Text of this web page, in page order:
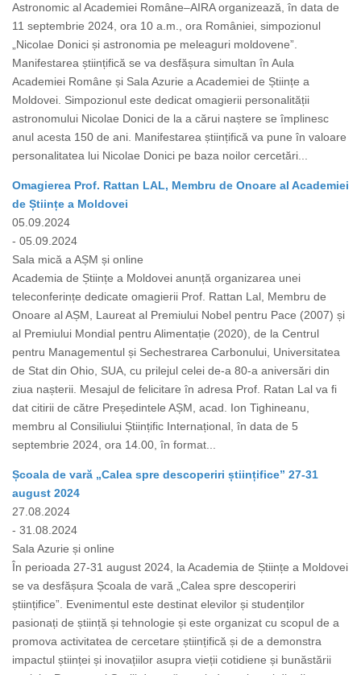
Astronomic al Academiei Române–AIRA organizează, în data de
11 septembrie 2024, ora 10 a.m., ora României, simpozionul
„Nicolae Donici și astronomia pe meleaguri moldovene”.
Manifestarea științifică se va desfășura simultan în Aula
Academiei Române și Sala Azurie a Academiei de Științe a
Moldovei. Simpozionul este dedicat omagierii personalității
astronomului Nicolae Donici de la a cărui naștere se împlinesc
anul acesta 150 de ani. Manifestarea științifică va pune în valoare
personalitatea lui Nicolae Donici pe baza noilor cercetări...
Omagierea Prof. Rattan LAL, Membru de Onoare al Academiei
de Științe a Moldovei
05.09.2024
- 05.09.2024
Sala mică a AȘM și online
Academia de Științe a Moldovei anunță organizarea unei
teleconferințe dedicate omagierii Prof. Rattan Lal, Membru de
Onoare al AȘM, Laureat al Premiului Nobel pentru Pace (2007) și
al Premiului Mondial pentru Alimentație (2020), de la Centrul
pentru Managementul și Sechestrarea Carbonului, Universitatea
de Stat din Ohio, SUA, cu prilejul celei de-a 80-a aniversări din
ziua nașterii. Mesajul de felicitare în adresa Prof. Ratan Lal va fi
dat citirii de către Președintele AȘM, acad. Ion Tighineanu,
membru al Consiliului Științific Internațional, în data de 5
septembrie 2024, ora 14.00, în format...
Școala de vară „Calea spre descoperiri științifice” 27-31
august 2024
27.08.2024
- 31.08.2024
Sala Azurie și online
În perioada 27-31 august 2024, la Academia de Științe a Moldovei
se va desfășura Școala de vară „Calea spre descoperiri
științifice”. Evenimentul este destinat elevilor și studenților
pasionați de știință și tehnologie și este organizat cu scopul de a
promova activitatea de cercetare științifică și de a demonstra
impactul științei și inovațiilor asupra vieții cotidiene și bunăstării